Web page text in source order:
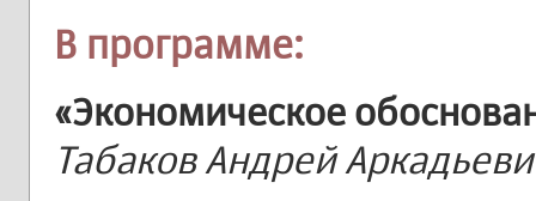
В программе:
«Экономическое
Табаков Андрей